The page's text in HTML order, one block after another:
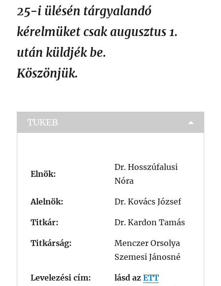
25-i ülésén tárgyalandó
kérelmüket csak augusztus 1.
után küldjék be.
Köszönjük.
TUKEB
Elnök:
Dr. Hosszúfalusi
Nóra
Alelnök: Dr. Kovács József
Titkár: Dr. Kardon Tamás
Titkárság:
Menczer Orsolya
Szemesi Jánosné
Levelezési cím: lásd azETT